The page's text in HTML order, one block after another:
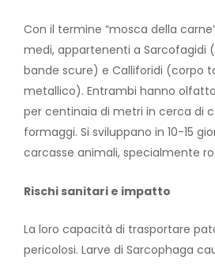
Con il termine “mosca della
medi, appartenenti a Sarcofagidi
bande scure) e Calliforidi (corpo
metallico). Entrambi hanno
per centinaia di metri in cerca di
formaggi. Si sviluppano in 10-15
carcasse animali, specialmente
Rischi sanitari e impatto
La loro capacità di trasportare
pericolosi. Larve di Sarcophaga